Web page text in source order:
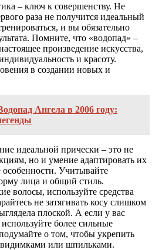
– ключ к совершенству. Не
раза не получится идеальный
и вы обязательно
Помните, что «водопад» –
произведение искусства,
и красоту.
в создании новых и
Ангела в 2006 году:
идеальной прически – это не
но и умение адаптировать их
Учитывайте
лица и общий стиль.
волосы, используйте средства
не затягивать косу слишком
плоской. А если у вас
более сильные
о том, чтобы укрепить
или шпильками.